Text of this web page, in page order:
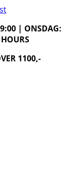
| ONSDAG:
1100,-